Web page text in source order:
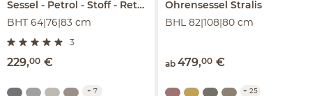
Sessel Petrol - Stoff
Retro
BHT 64|76|83 cm
3
229,00 €
+ 7
Ohrensessel Stralis
BHL 82|108|80 cm
ab 479,00 €
+ 25